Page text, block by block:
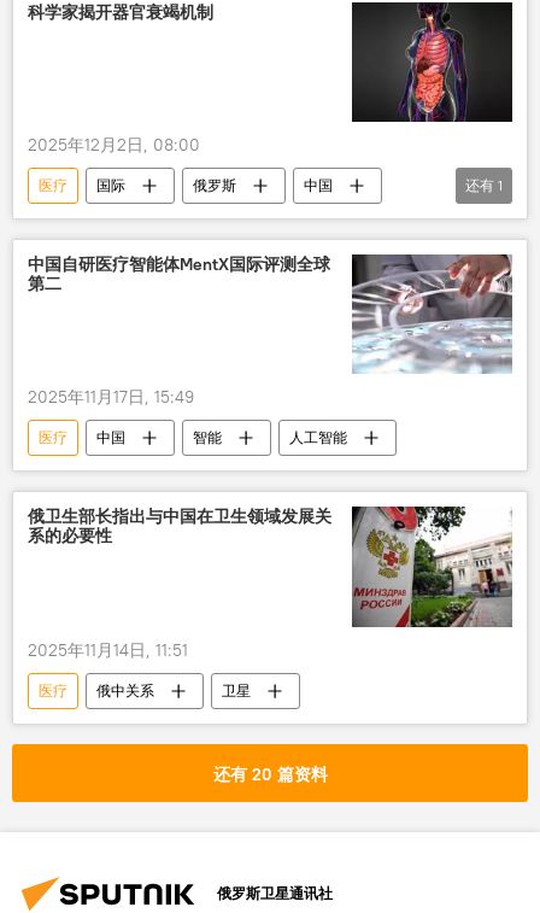
科学家揭开器官衰竭机制
2025年12月2日, 08:00
医疗 国际 俄罗斯
中国
科学
还有 1
中国自研医疗智能体MentX国际评测全球
第二
2025年11月17日, 15:49
医疗 中国 智能 人工智能
俄卫生部长指出与中国在卫生领域发展关
系的必要性
2025年11月14日, 11:51
医疗 俄中关系 卫星
还有 20 篇资料
俄罗斯卫星通讯社